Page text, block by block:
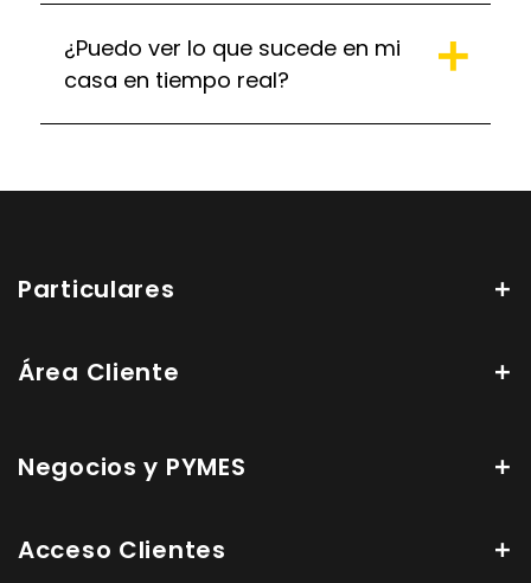
¿Puedo ver lo que sucede en mi
casa en tiempo real?
Particulares
Área Cliente
Negocios y PYMES
Acceso Clientes